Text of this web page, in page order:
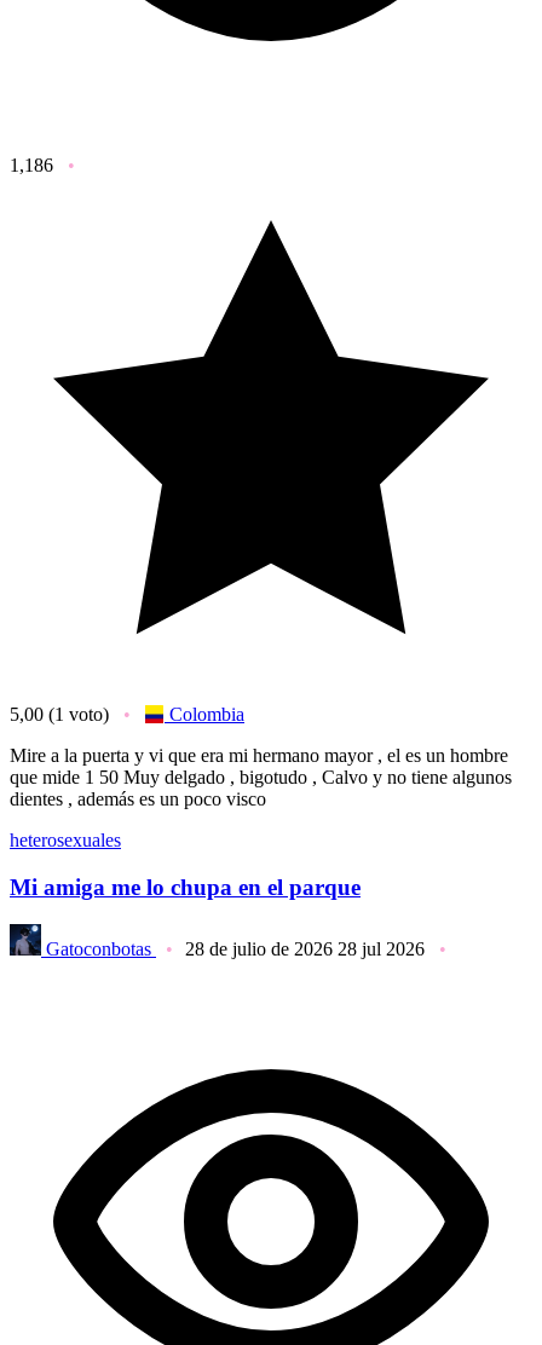
1,186
5,00 (1 voto)
Colombia
Mire a la puerta y vi que era mi hermano mayor , el es un hombre
que mide 1 50 Muy delgado , bigotudo , Calvo y no tiene algunos
dientes , además es un poco visco
heterosexuales
Mi amiga me lo chupa en el parque
Gatoconbotas 28 de julio de 2026 28 jul 2026